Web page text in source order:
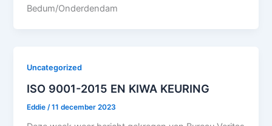
Bedum/Onderdendam
Uncategorized
ISO 9001-2015 EN KIWA KEURING
Eddie /11 december 2023